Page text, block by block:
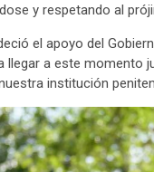
y respetando al
el apoyo del
llegar a este momento
institución